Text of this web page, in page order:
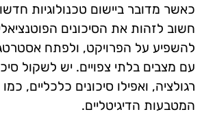
כאשר מדובר ביישום טכנולוגיות
חשוב לזהות את הסיכונים
להשפיע על הפרויקט, ולפתח
עם מצבים בלתי צפויים. יש לשקול
רגולציה, ואפילו סיכונים כלכליים,
המטבעות הדיגיטליים.